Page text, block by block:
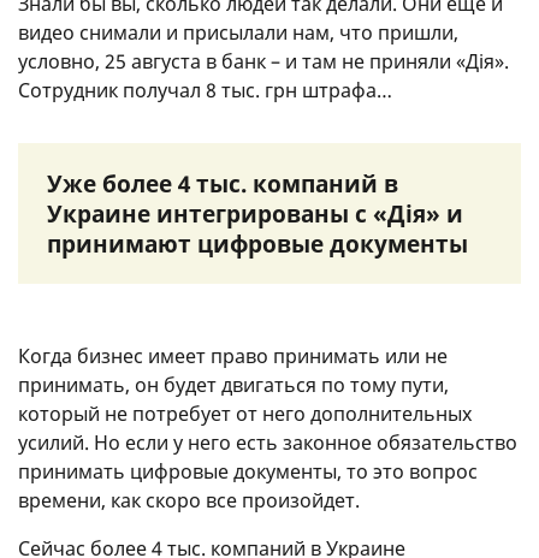
видео снимали и присылали нам, что пришли,
условно, 25 августа в банк – и там не приняли «Дія».
Сотрудник получал 8 тыс. грн штрафа…
Уже более 4 тыс. компаний в
Украине интегрированы с «Дія» и
принимают цифровые документы
Когда бизнес имеет право принимать или не
принимать, он будет двигаться по тому пути,
который не потребует от него дополнительных
усилий. Но если у него есть законное обязательство
принимать цифровые документы, то это вопрос
времени, как скоро все произойдет.
Сейчас более 4 тыс. компаний в Украине